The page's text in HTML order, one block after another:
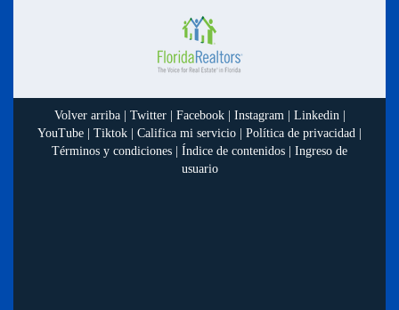
Volver arriba| Twitter| Facebook| Instagram| Linkedin|
YouTube
Tiktok Califica mi servicio Política de privacidad
Términos y condiciones
Índice de contenidos
Ingreso de
usuario